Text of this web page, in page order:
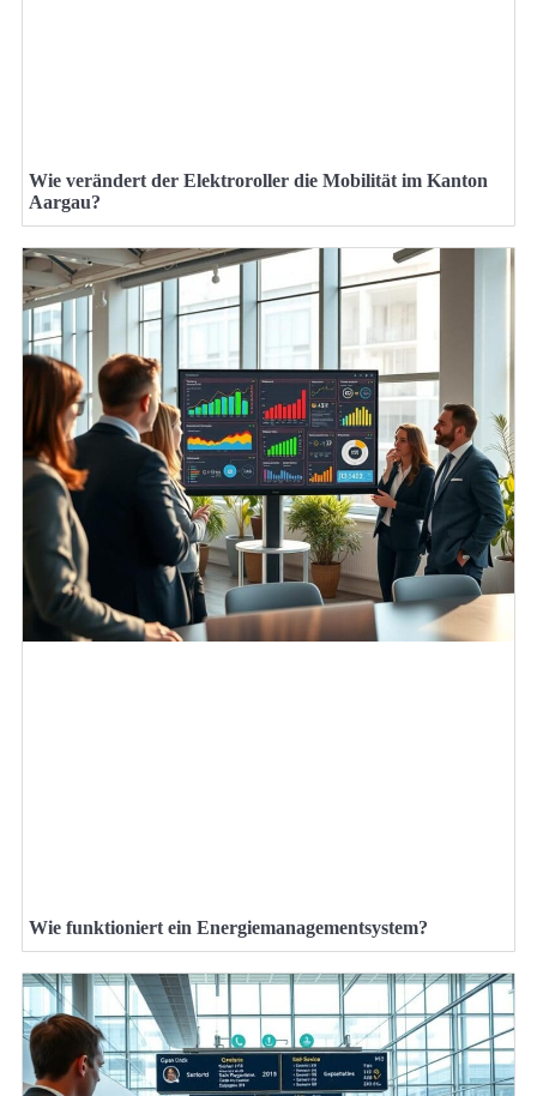
Wie verändert der Elektroroller die Mobilität im Kanton
Aargau?
Wie funktioniert ein Energiemanagementsystem?